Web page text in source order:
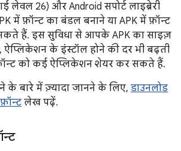
लेवल 26) और Android सपोर्ट लाइब्रेरी
में फ़ॉन्ट का बंडल बनाने या APK में फ़ॉन्ट
हैं. इस सुविधा से आपके APK का साइज़
ऐप्लिकेशन के इंस्टॉल होने की दर भी बढ़ती
को कई ऐप्लिकेशन शेयर कर सकते हैं.
के बारे में ज़्यादा जानने के लिए, डाउनलोड
लेख पढ़ें.